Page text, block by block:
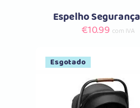
Espelho
€10.99 com IVA
Esgotado